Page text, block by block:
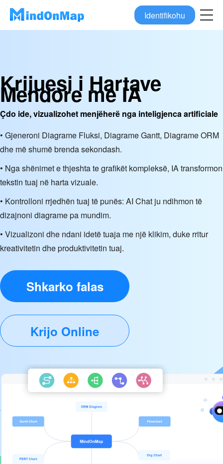
Identifikohu
Krijuesi i Hartave
Mendore me IA
Çdo ide, vizualizohet menjëherë nga inteligjenca artificiale
• Gjeneroni Diagrame Fluksi, Diagrame Gantt, Diagrame ORM
dhe më shumë brenda sekondash.
• Nga shënimet e thjeshta te grafikët kompleksë, IA transformon
tekstin tuaj në harta vizuale.
• Kontrolloni rrjedhën tuaj të punës: AI Chat ju ndihmon të
dizajnoni diagrame pa mundim.
• Vizualizoni dhe ndani idetë tuaja me një klikim, duke rritur
kreativitetin dhe produktivitetin tuaj.
Shkarko falas
Krijo Online